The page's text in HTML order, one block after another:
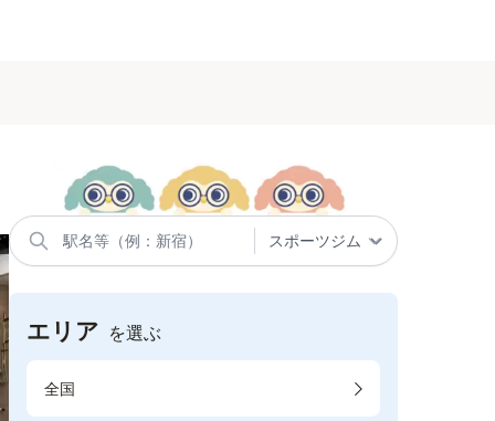
エリア を選ぶ
全国